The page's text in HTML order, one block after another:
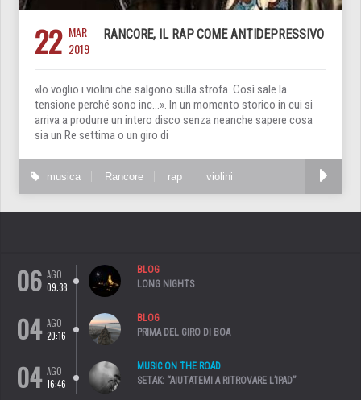
22 MAR
2019
RANCORE, IL RAP COME ANTIDEPRESSIVO
«Io voglio i violini che salgono sulla strofa. Così sale la
tensione perché sono inc…». In un momento storico in cui si
arriva a produrre un intero disco senza neanche sapere cosa
sia un Re settima o un giro di
musica Rancore rap violini
06 AGO
09:38
BLOG
LONG NIGHTS
04 AGO
20:16
BLOG
PRIMA DEL GIRO DI BOA
04 AGO
16:46
MUSIC ON THE ROAD
SETAK: “AIUTATEMI A RITROVARE L’IPAD”